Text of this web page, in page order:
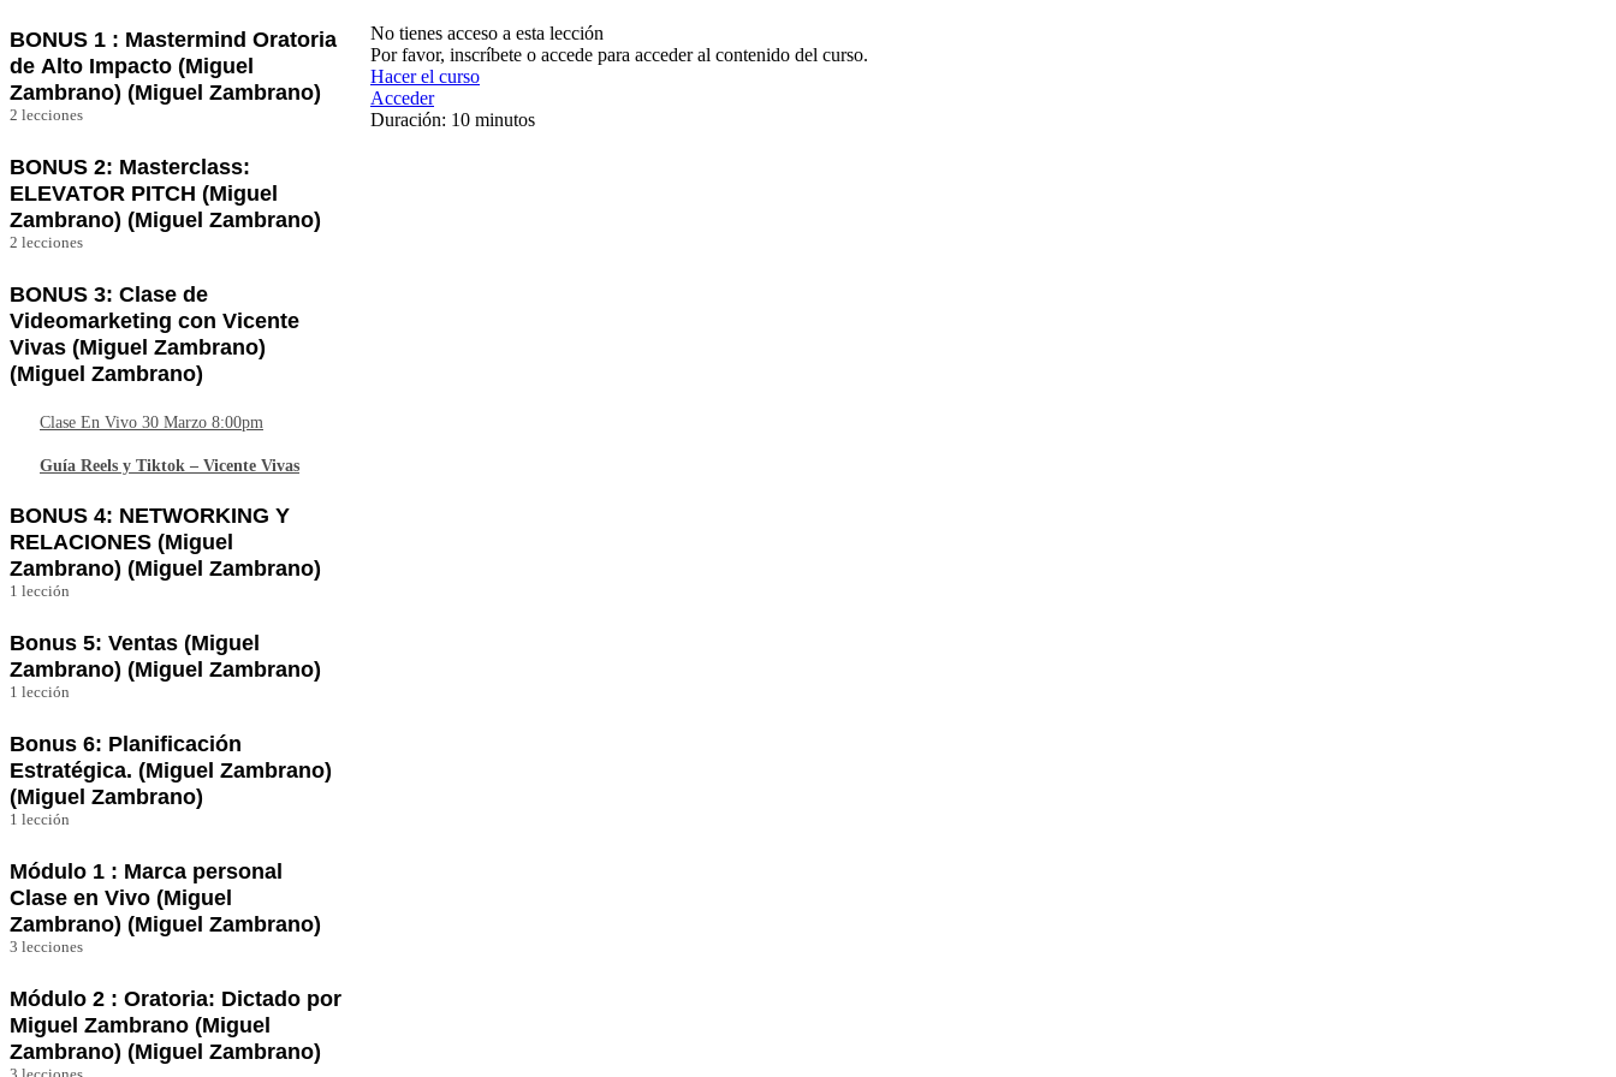
BONUS 1 : Mastermind Oratoria
de Alto Impacto (Miguel
Zambrano) (Miguel Zambrano)
8:00pm
Ebook (Descargable)
2 lecciones
BONUS 2: Masterclass:
ELEVATOR PITCH (Miguel
Zambrano) (Miguel Zambrano)
Planitlla de Elevator Pitch
2 lecciones
BONUS 3: Clase de
Videomarketing con Vicente
Vivas (Miguel Zambrano)
(Miguel Zambrano)
Clase En Vivo 30 Marzo 8:00pm
Guía Reels y Tiktok – Vicente Vivas
BONUS 4: NETWORKING Y
RELACIONES (Miguel
Zambrano) (Miguel Zambrano)
RELACIONES
1 lección
Bonus 5: Ventas (Miguel
Zambrano) (Miguel Zambrano)
1 lección
Bonus 6: Planificación
Estratégica. (Miguel Zambrano)
(Miguel Zambrano)
1 lección
Módulo 1 : Marca personal
Clase en Vivo (Miguel
Zambrano) (Miguel Zambrano)
8:00pm
Clase 2 En VIVO 23 de Marzo 8:00pm
3 lecciones
Módulo 2 : Oratoria: Dictado por
Miguel Zambrano (Miguel
Zambrano) (Miguel Zambrano)
No tienes acceso a esta lección
Por favor, inscríbete o accede para acceder al contenido del curso.
Hacer el curso
Acceder
Duración: 10 minutos